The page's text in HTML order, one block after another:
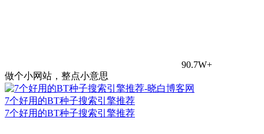
90.7W+
做个小网站，整点小意思
7个好用的BT种子搜索引擎推荐
7个好用的BT种子搜索引擎推荐